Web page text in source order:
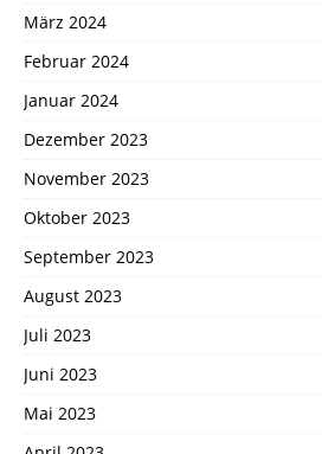
März 2024
Februar 2024
Januar 2024
Dezember 2023
November 2023
Oktober 2023
September 2023
August 2023
Juli 2023
Juni 2023
Mai 2023